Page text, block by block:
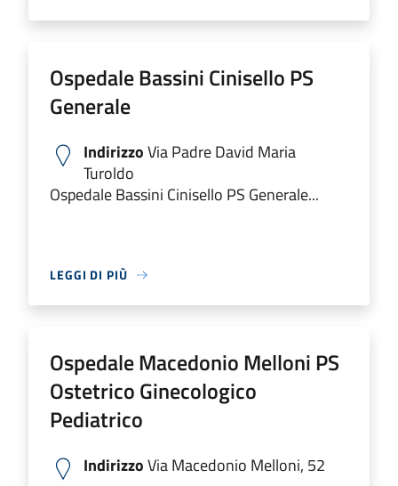
Ospedale Bassini Cinisello PS
Generale
IndirizzoVia Padre David Maria
Turoldo
Ospedale Bassini Cinisello PS Generale...
LEGGI DI PIÙ
Ospedale Macedonio Melloni PS
Ostetrico Ginecologico
Pediatrico
IndirizzoVia Macedonio Melloni, 52